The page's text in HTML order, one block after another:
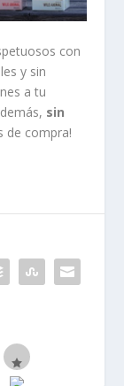
con
y sin
a tu
sin
de compra!